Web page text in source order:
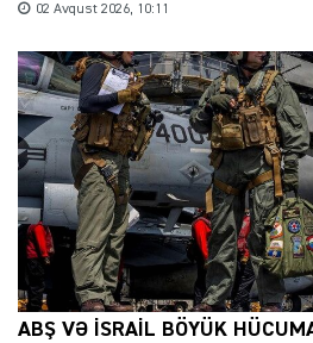
02 Avqust 2026, 10:11
ABŞ VƏ İSRAİL BÖYÜK